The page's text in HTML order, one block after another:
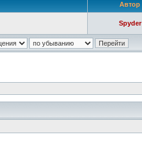
Автор
Spyder